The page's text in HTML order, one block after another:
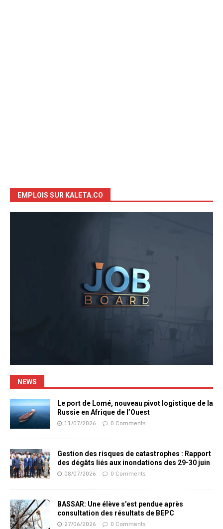
EMPLOIS SUR KALETA.CO
NEWS
Le port de Lomé, nouveau pivot logistique de la
Russie en Afrique de l’Ouest
11/07/2026 0 Comments
Gestion des risques de catastrophes : Rapport
des dégâts liés aux inondations des 29-30 juin
08/07/2026 0 Comments
BASSAR: Une élève s’est pendue après
consultation des résultats de BEPC
27/06/2026 0 Comments